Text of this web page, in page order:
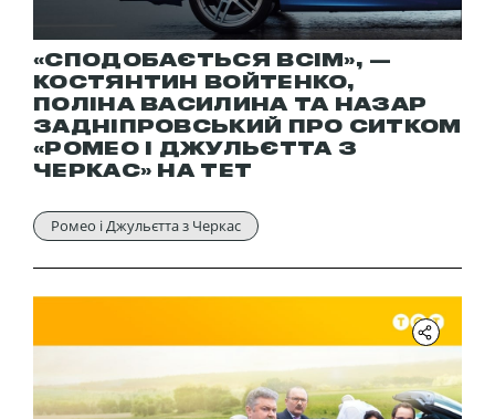
«СПОДОБАЄТЬСЯ ВСІМ», —
КОСТЯНТИН ВОЙТЕНКО,
ПОЛІНА ВАСИЛИНА ТА НАЗАР
ЗАДНІПРОВСЬКИЙ ПРО СИТКОМ
«РОМЕО І ДЖУЛЬЄТТА З
ЧЕРКАС» НА ТЕТ
Ромео і Джульєтта з Черкас